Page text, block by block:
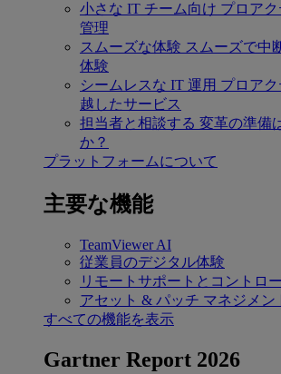
小さな IT チーム向け プロア
管理
スムーズな体験 スムーズで中
体験
シームレスな IT 運用 プロア
越したサービス
担当者と相談する 変革の準備
か？
プラットフォームについて
主要な機能
TeamViewer AI
従業員のデジタル体験
リモートサポートとコントロ
アセット & パッチ マネジメン
すべての機能を表示
Gartner Report 2026